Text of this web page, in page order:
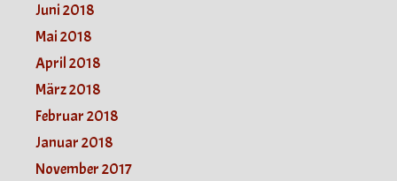
Juni 2018
Mai 2018
April 2018
März 2018
Februar 2018
Januar 2018
November 2017